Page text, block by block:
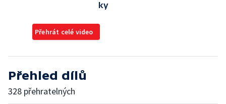
ky
Přehrát celé video
Přehled dílů
328 přehratelných